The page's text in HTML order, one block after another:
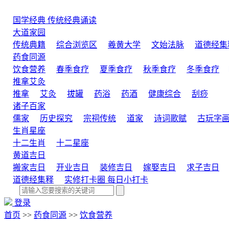
国学经典 传统经典诵读
大道家园
传统典籍
综合浏览区 羲黄大学 文始法脉
道德经集
药食同源
饮食营养
春季食疗 夏季食疗 秋季食疗 冬季食疗
推拿艾灸
推拿
艾灸 拔罐 药浴 药酒 健康综合
刮痧
诸子百家
儒家
历史探究 宗祠传统 道家 诗词歌赋 古玩字画
生肖星座
十二生肖
十二星座
黄道吉日
搬家吉日
开业吉日 装修吉日 嫁娶吉日
求子吉日
道德经集释
实修打卡圈 每日小打卡
登录
首页 >> 药食同源 >> 饮食营养